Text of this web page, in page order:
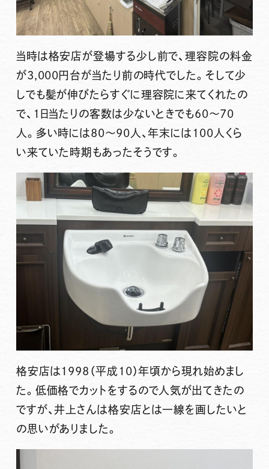
当時は格安店が登場する少し前で、理容院の料金
が3,000円台が当たり前の時代でした。そして少
しでも髪が伸びたらすぐに理容院に来てくれたの
で、1日当たりの客数は少ないときでも60～70
人。多い時には80～90人、年末には100人くら
い来ていた時期もあったそうです。
格安店は1998（平成10）年頃から現れ始めまし
た。低価格でカットをするので人気が出てきたの
ですが、井上さんは格安店とは一線を画したいと
の思いがありました。